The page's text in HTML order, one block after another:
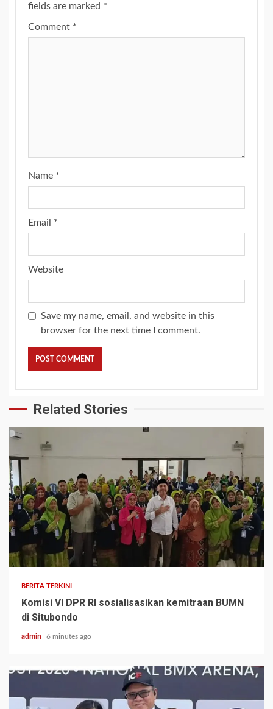
fields are marked *
Comment *
Name *
Email *
Website
Save my name, email, and website in this
browser for the next time I comment.
Related Stories
BERITA TERKINI
Komisi VI DPR RI sosialisasikan kemitraan BUMN
di Situbondo
admin 6 minutes ago